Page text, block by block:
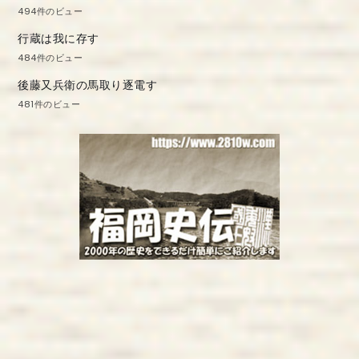
494件のビュー
行蔵は我に存す
484件のビュー
後藤又兵衛の馬取り逐電す
481件のビュー